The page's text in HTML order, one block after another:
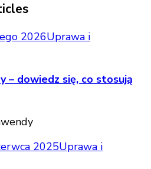
2026Uprawa i
– dowiedz się, co stosują
2025Uprawa i